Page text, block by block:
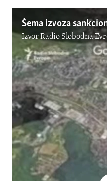
IzvorRadio Slobodna